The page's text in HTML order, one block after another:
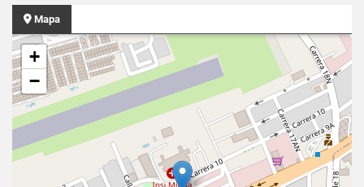
Mapa
+
−